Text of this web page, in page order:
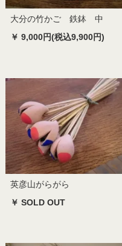
大分の竹かご 鉄鉢 中
￥ 9,000円(税込9,900円)
英彦山がらがら
￥ SOLD OUT